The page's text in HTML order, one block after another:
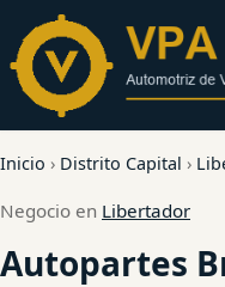
contenido
Inicio › Distrito Capital ›
Negocio en Libertador
Autopartes